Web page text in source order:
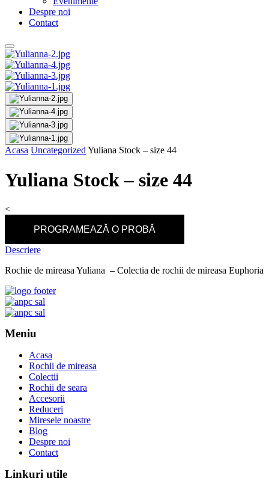
Despre noi
Contact
Acasa Uncategorized Yuliana Stock – size 44
Yuliana Stock – size 44
<
PROGRAMEAZĂ O PROBĂ
Descriere
Rochie de mireasa Yuliana – Colectia de rochii de mireasa Euphoria
Meniu
Acasa
Rochii de mireasa
Colectii
Rochii de seara
Accesorii
Reduceri
Miresele noastre
Blog
Despre noi
Contact
Linkuri utile